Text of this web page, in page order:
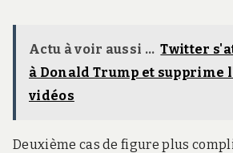
Actu à voir aussi ... Twitter
à Donald Trump et supprime
vidéos
Deuxième cas de figure plus